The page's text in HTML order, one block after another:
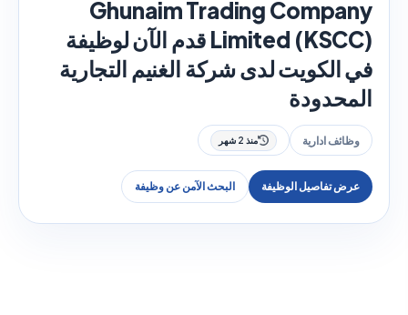
Ghunaim Trading Company
Limited (KSCC) قدم الآن لوظيفة
في الكويت لدى شركة الغنيم التجارية
المحدودة
وظائف ادارية منذ 2 شهر
عرض تفاصيل الوظيفة البحث الآمن عن وظيفة